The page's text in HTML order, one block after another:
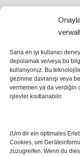
Sana en iyi kullanıcı
depolamak ve/veya bu
kullanıyoruz. Bu
gezinme davranışı veya
vermemen ya da verdiğin
işlevler kısıtlanabilir.
(Um dir ein optimales
Cookies, um
zuzugreifen. Wenn du
SON
Villa
08
17